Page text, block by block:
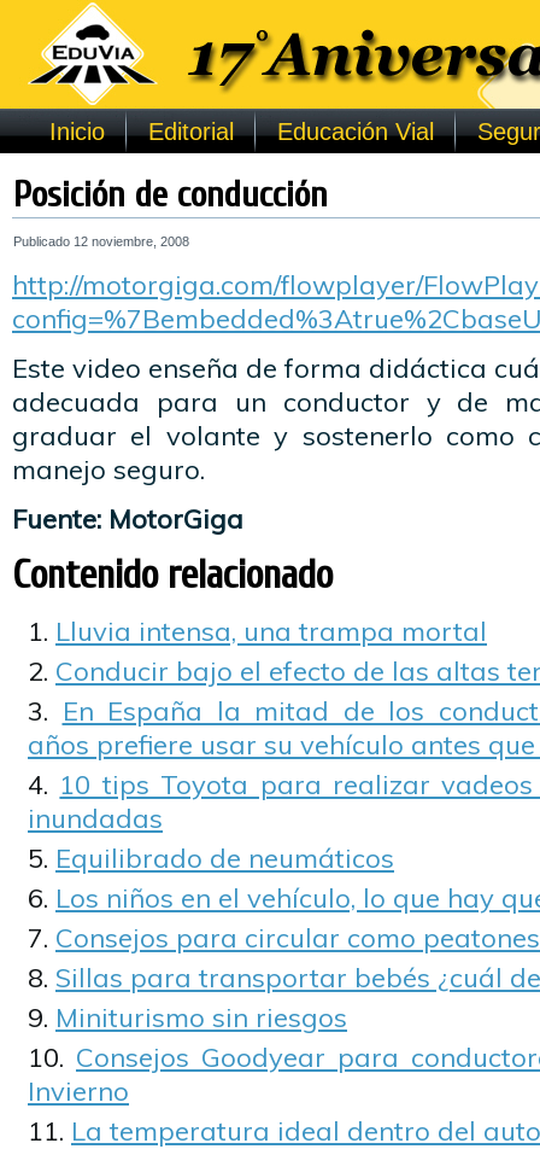
Inicio Editorial Educación Vial
Posición de conducción
Publicado 12 noviembre, 2008
http://motorgiga.com/flowplayer/
Este video enseña de forma didáctica
adecuada para un conductor y de
graduar el volante y sostenerlo como
manejo seguro.
Fuente: MotorGiga
Contenido relacionado
Lluvia intensa, una trampa mortal
Conducir bajo el efecto de las altas
En España la mitad de los
años prefiere usar su vehículo antes
10 tips Toyota para realizar
inundadas
Equilibrado de neumáticos
Los niños en el vehículo, lo que hay
Consejos para circular como
Sillas para transportar bebés ¿cuál
Miniturismo sin riesgos
Consejos Goodyear para
Invierno
La temperatura ideal dentro del auto